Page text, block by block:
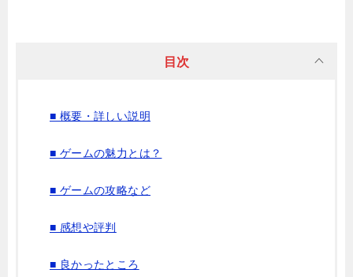
目次
■ 概要・詳しい説明
■ ゲームの魅力とは？
■ ゲームの攻略など
■ 感想や評判
■ 良かったところ